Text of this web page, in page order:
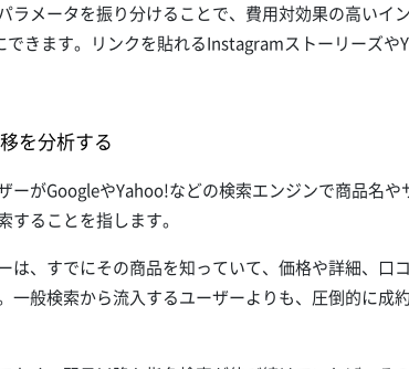
ラメータを振り分けることで、費用対効果の高いイ
できます。リンクを貼れるInstagramストーリーズや
を分析する
ーがGoogleやYahoo!などの検索エンジンで商品名
することを指します。
は、すでにその商品を知っていて、価格や詳細、口
一般検索から流入するユーザーよりも、圧倒的に成